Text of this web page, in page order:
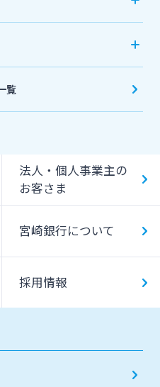
サービス
覧
法人・個人事業主の
お客さま
宮崎銀行について
採用情報